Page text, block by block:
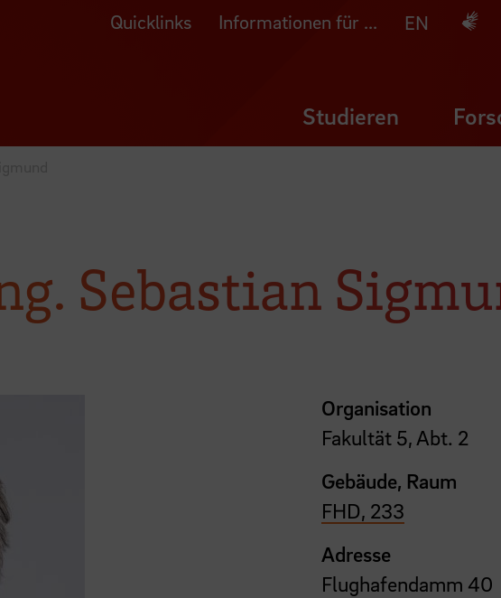
Quicklinks Informationen für ... EN
Studieren
Sebastian
Organisation
Fakultät 5, Abt. 2
Gebäude, Raum
FHD, 233
Adresse
Flughafendamm 40